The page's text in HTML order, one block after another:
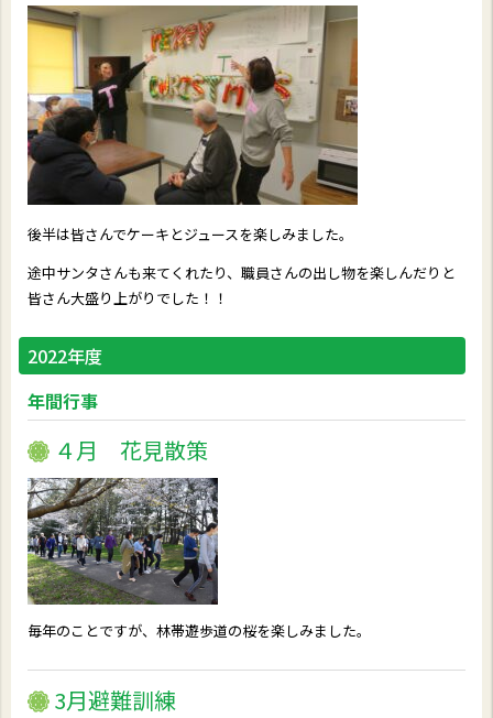
後半は皆さんでケーキとジュースを楽しみました。
途中サンタさんも来てくれたり、職員さんの出し物を楽しんだりと
皆さん大盛り上がりでした！！
2022年度
年間行事
４月 花見散策
毎年のことですが、林帯遊歩道の桜を楽しみました。
3月避難訓練